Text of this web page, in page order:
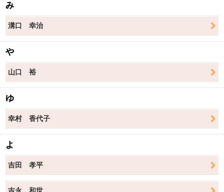
み
溝口 幸治
や
山口 裕
ゆ
幸村 香代子
よ
吉田 孝平
吉永 和世